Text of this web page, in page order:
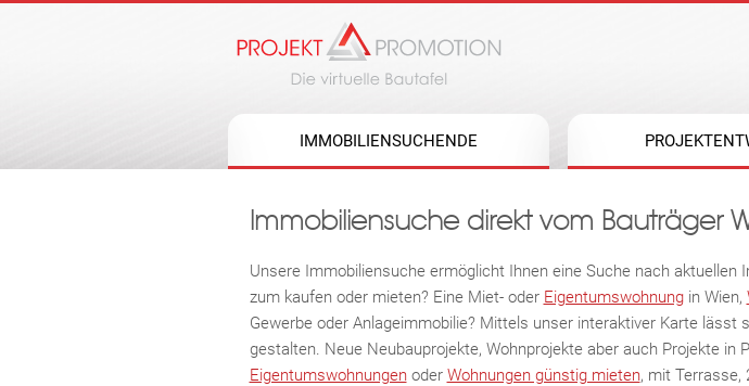
IMMOBILIENSUCHENDE
Immobiliensuche direkt vom Bauträger
Unsere Immobiliensuche ermöglicht Ihnen eine Suche nach
zum kaufen oder mieten? Eine Miet- oder Eigentumswohnungin Wien,
Gewerbe oder Anlageimmobilie? Mittels unser interaktiver Karte lässt
gestalten. Neue Neubauprojekte, Wohnprojekte aber auch Projekte in
Eigentumswohnungenoder Wohnungen günstig mieten, mit Terrasse,